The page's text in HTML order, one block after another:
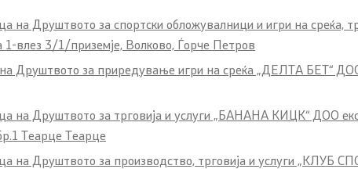
на Друштвото за спортски обложувалници и игри на
1-влез 3/1/приземје, Волково, Ѓорче Петров
Друштвото за приредување игри на среќа „ДЕЛТА БЕТ“
на Друштвото за трговија и услуги „БАНАНА КИЦК“ ДОО
Теарце Теарце
на Друштвото за производство, трговија и услуги „КЛУБ